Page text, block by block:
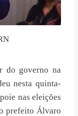
do governo na
nesta quinta-
nas eleições
prefeito Álvaro